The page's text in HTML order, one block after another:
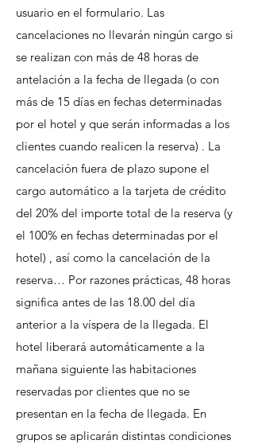
usuario en el formulario. Las
cancelaciones no llevarán ningún cargo si
se realizan con más de 48 horas de
antelación a la fecha de llegada (o con
más de 15 días en fechas determinadas
por el hotel y que serán informadas a los
clientes cuando realicen la reserva) . La
cancelación fuera de plazo supone el
cargo automático a la tarjeta de crédito
del 20% del importe total de la reserva (y
el 100% en fechas determinadas por el
hotel) , así como la cancelación de la
reserva… Por razones prácticas, 48 horas
significa antes de las 18.00 del día
anterior a la víspera de la llegada. El
hotel liberará automáticamente a la
mañana siguiente las habitaciones
reservadas por clientes que no se
presentan en la fecha de llegada. En
grupos se aplicarán distintas condiciones